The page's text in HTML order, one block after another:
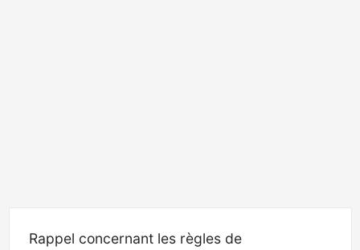
Rappel concernant les règles de